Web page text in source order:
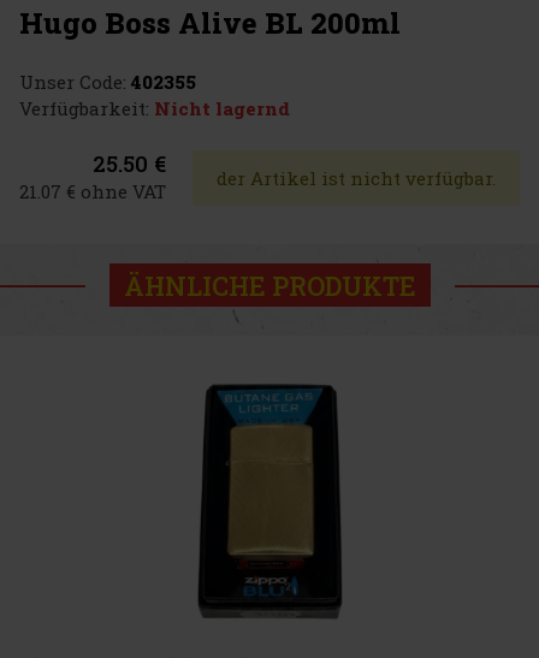
Hugo Boss Alive BL 200ml
Unser Code: 402355
Verfügbarkeit: Nicht lagernd
25.50 €
21.07 € ohne VAT
der Artikel ist nicht verfügbar.
ÄHNLICHE PRODUKTE